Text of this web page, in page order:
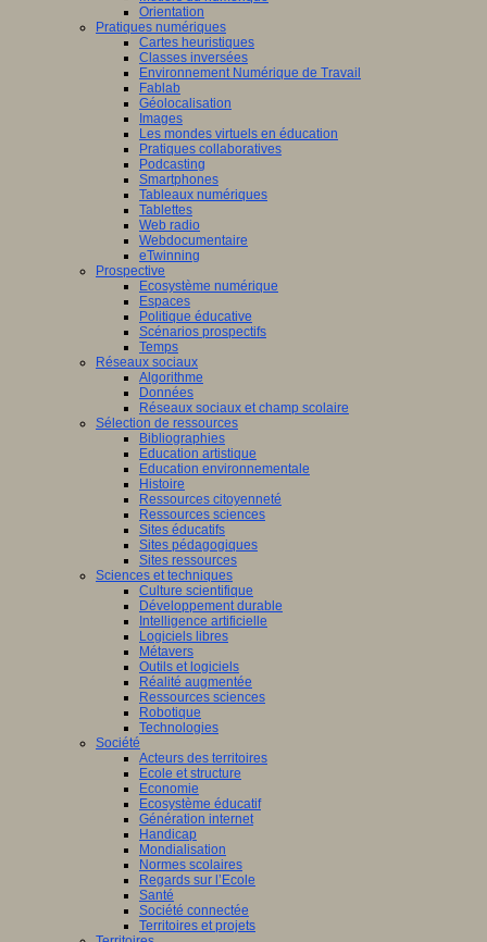
Orientation
Pratiques numériques
Cartes heuristiques
Classes inversées
Environnement Numérique de Travail
Fablab
Géolocalisation
Images
Les mondes virtuels en éducation
Pratiques collaboratives
Podcasting
Smartphones
Tableaux numériques
Tablettes
Web radio
Webdocumentaire
eTwinning
Prospective
Ecosystème numérique
Espaces
Politique éducative
Scénarios prospectifs
Temps
Réseaux sociaux
Algorithme
Données
Réseaux sociaux et champ scolaire
Sélection de ressources
Bibliographies
Education artistique
Education environnementale
Histoire
Ressources citoyenneté
Ressources sciences
Sites éducatifs
Sites pédagogiques
Sites ressources
Sciences et techniques
Culture scientifique
Développement durable
Intelligence artificielle
Logiciels libres
Métavers
Outils et logiciels
Réalité augmentée
Ressources sciences
Robotique
Technologies
Société
Acteurs des territoires
Ecole et structure
Economie
Ecosystème éducatif
Génération internet
Handicap
Mondialisation
Normes scolaires
Regards sur l’Ecole
Santé
Société connectée
Territoires et projets